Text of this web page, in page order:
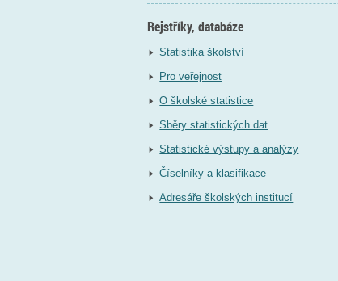
Rejstříky, databáze
Statistika školství
Pro veřejnost
O školské statistice
Sběry statistických dat
Statistické výstupy a analýzy
Číselníky a klasifikace
Adresáře školských institucí